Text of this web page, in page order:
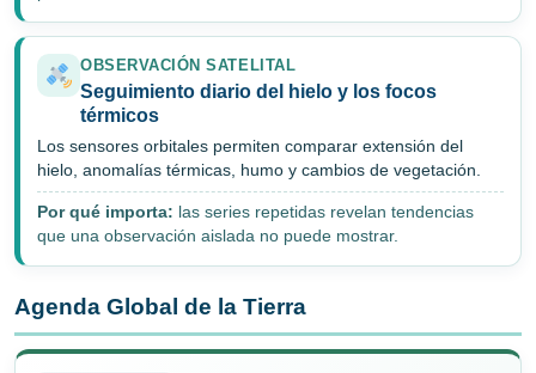
OBSERVACIÓN SATELITAL
Seguimiento diario del hielo y los focos
térmicos
Los sensores orbitales permiten comparar extensión del
hielo, anomalías térmicas, humo y cambios de vegetación.
Por qué importa: las series repetidas revelan tendencias
que una observación aislada no puede mostrar.
Agenda Global de la Tierra